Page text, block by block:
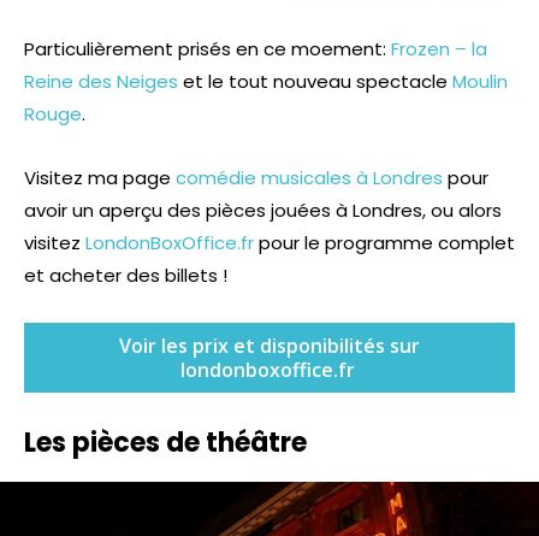
Particulièrement prisés en ce moement: Frozen – la
Reine des Neiges et le tout nouveau spectacle Moulin
Rouge.
Visitez ma page comédie musicales à Londres pour
avoir un aperçu des pièces jouées à Londres, ou alors
visitez LondonBoxOffice.frpour le programme complet
et acheter des billets !
Voir les prix et disponibilités sur
londonboxoffice.fr
Les pièces de théâtre